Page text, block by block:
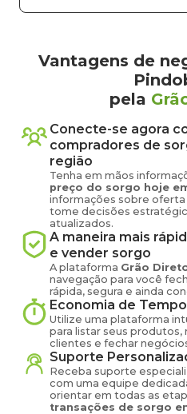
Vantagens de
pela
Conecte-se agora
compradores de
região
Tenha em mãos
preço do sorgo hoje
informações sobre oferta
tome decisões
atualizados.
A maneira mais
e vender sorgo
A plataforma Grão
navegação para você
rápida, segura e ainda
Economia de
Utilize uma plataforma
para listar seus
clientes e fechar
Suporte
Receba suporte
com uma equipe
orientar em todas as
transações de sorgo